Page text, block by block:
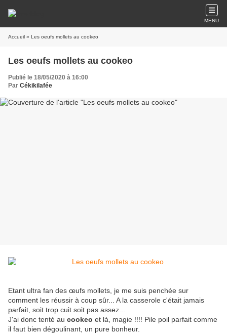
MENU
Accueil » Les oeufs mollets au cookeo
Les oeufs mollets au cookeo
Publié le 18/05/2020 à 16:00
Par Cékikilafée
Etant ultra fan des œufs mollets, je me suis penchée sur
comment les réussir à coup sûr... A la casserole c'était jamais
parfait, soit trop cuit soit pas assez...
J'ai donc tenté au cookeo et là, magie !!!! Pile poil parfait comme
il faut bien dégoulinant, un pure bonheur.